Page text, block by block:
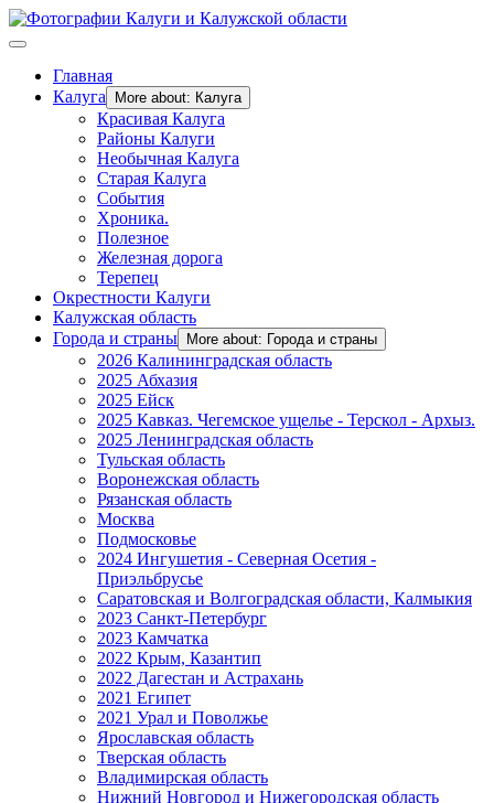
Главная
Калуга
More about: Калуга
Красивая Калуга
Районы Калуги
Необычная Калуга
Старая Калуга
События
Хроника.
Полезное
Железная дорога
Терепец
Окрестности Калуги
Калужская область
Города и страны
More about: Города и страны
2026 Калининградская область
2025 Абхазия
2025 Ейск
2025 Кавказ. Чегемское ущелье - Терскол - Архыз.
2025 Ленинградская область
Тульская область
Воронежская область
Рязанская область
Москва
Подмосковье
2024 Ингушетия - Северная Осетия -
Приэльбрусье
Саратовская и Волгоградская области, Калмыкия
2023 Санкт-Петербург
2023 Камчатка
2022 Крым, Казантип
2022 Дагестан и Астрахань
2021 Египет
2021 Урал и Поволжье
Ярославская область
Тверская область
Владимирская область
Нижний Новгород и Нижегородская область